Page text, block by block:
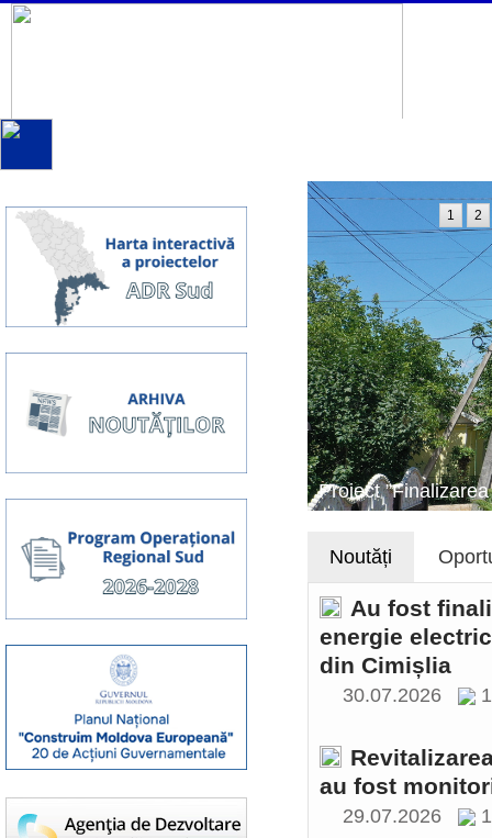
Proiect
1 2
Noutăți
Au fost
energie
din Cimișlia
30.07.2026
au fost
29.07.2026